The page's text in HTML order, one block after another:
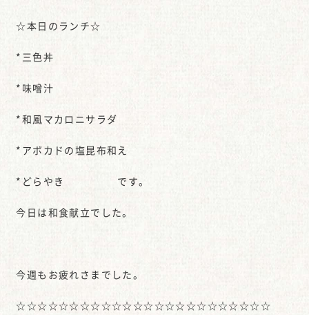
☆本日のランチ☆
*三色丼
*味噌汁
*和風マカロニサラダ
*アボカドの塩昆布和え
*どらやき です。
今日は和食献立でした。
今週もお疲れさまでした。
☆☆☆☆☆☆☆☆☆☆☆☆☆☆☆☆☆☆☆☆☆☆☆☆